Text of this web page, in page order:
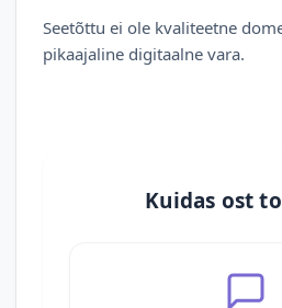
Seetõttu ei ole kvaliteetne
pikaajaline digitaalne vara.
Kuidas ost